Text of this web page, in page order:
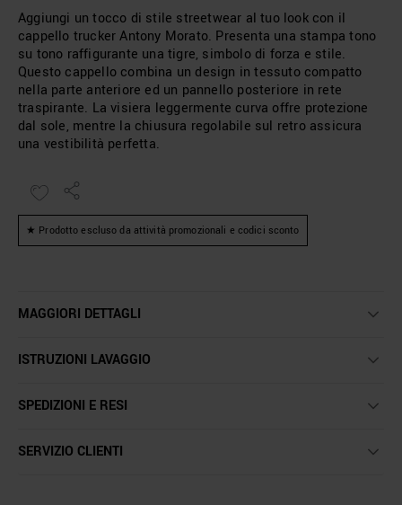
Aggiungi un tocco di stile streetwear al tuo look con il
cappello trucker Antony Morato. Presenta una stampa tono
su tono raffigurante una tigre, simbolo di forza e stile.
Questo cappello combina un design in tessuto compatto
nella parte anteriore ed un pannello posteriore in rete
traspirante. La visiera leggermente curva offre protezione
dal sole, mentre la chiusura regolabile sul retro assicura
una vestibilità perfetta.
★ Prodotto escluso da attività promozionali e codici sconto
MAGGIORI DETTAGLI
ISTRUZIONI LAVAGGIO
SPEDIZIONI E RESI
SERVIZIO CLIENTI